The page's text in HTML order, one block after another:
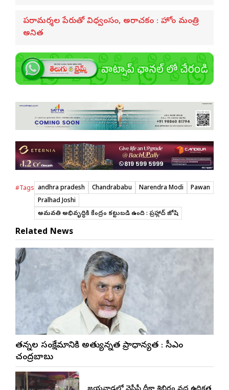
పరామర్శల పేరుతో విధ్వంసం, అరాచకం : హోం మంత్రి
అనిత
#Tags andhra pradesh Chandrababu Narendra Modi
Pawan
Pralhad Joshi
అమరావతి అభివృద్ధికి కేంద్రం కట్టుబడి ఉంది : ప్రహ్లాద్ జోషి
Related News
నేతన్నల సంక్షేమానికి అత్యున్నత ప్రాధాన్యత : సీఎం
చంద్రబాబు